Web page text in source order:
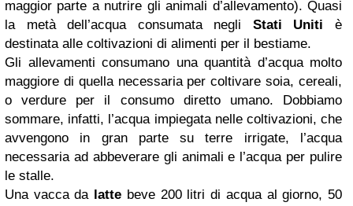
maggior parte a nutrire gli animali d’allevamento). Quasi
la metà dell’acqua consumata negli Stati Uniti è
destinata alle coltivazioni di alimenti per il bestiame.
Gli allevamenti consumano una quantità d’acqua molto
maggiore di quella necessaria per coltivare soia, cereali,
o verdure per il consumo diretto umano. Dobbiamo
sommare, infatti, l’acqua impiegata nelle coltivazioni, che
avvengono in gran parte su terre irrigate, l’acqua
necessaria ad abbeverare gli animali e l’acqua per pulire
le stalle.
Una vacca da latte beve 200 litri di acqua al giorno, 50